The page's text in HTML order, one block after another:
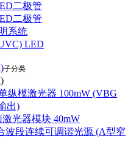
二极管
二极管
系统
LED
子分类
纵模激光器 100mW (VBG
出)
激光器模块 40mW
波段连续可调谐光源 (A型窄